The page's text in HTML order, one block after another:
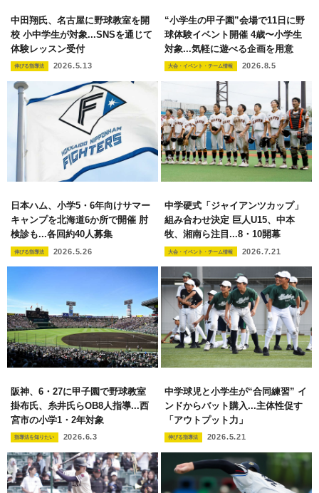
中田翔氏、名古屋に野球教室を開
校 小中学生が対象...SNSを通じて
体験レッスン受付
伸びる指導法 2026.5.13
“小学生の甲子園”会場で11日に野
球体験イベント開催 4歳〜小学生
対象...気軽に遊べる企画を用意
大会・イベント・チーム情報 2026.8.5
日本ハム、小学5・6年向けサマー
キャンプを北海道6か所で開催 肘
検診も...各回約40人募集
伸びる指導法 2026.5.26
中学硬式「ジャイアンツカップ」
組み合わせ決定 巨人U15、中本
牧、湘南ら注目...8・10開幕
大会・イベント・チーム情報 2026.7.21
阪神、6・27に甲子園で野球教室
掛布氏、糸井氏らOB8人指導...西
宮市の小学1・2年対象
指導法を知りたい 2026.6.3
中学球児と小学生が“合同練習” イ
ンドからバット購入...主体性促す
「アウトプット力」
伸びる指導法 2026.5.21